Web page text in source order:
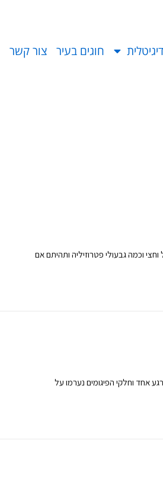
חוגים בעיר צור קשר